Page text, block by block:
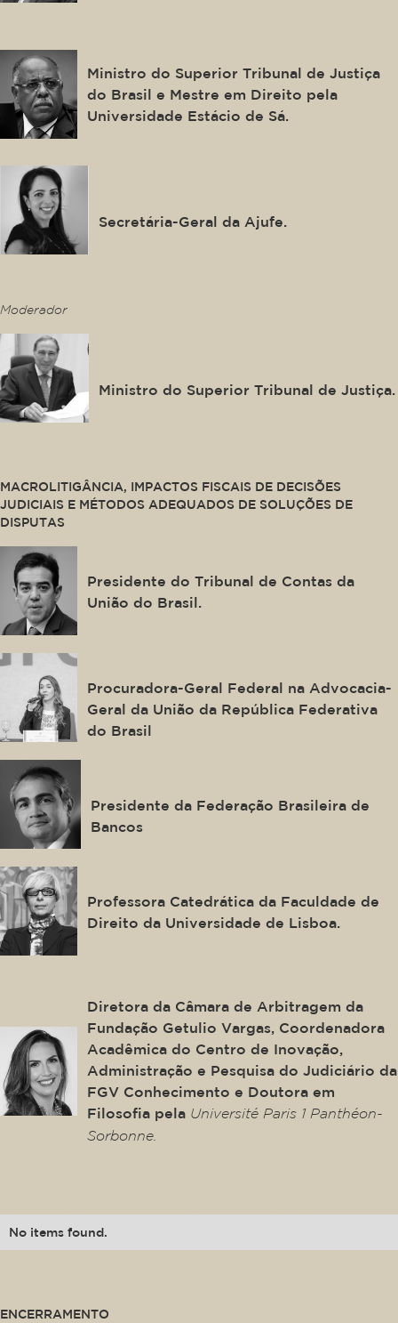
Ministro do Superior Tribunal de Justiça
do Brasil e Mestre em Direito pela
Universidade Estácio de Sá.
Secretária-Geral da Ajufe.
Moderador
Ministro do Superior Tribunal de Justiça.
MACROLITIGÂNCIA, IMPACTOS FISCAIS DE DECISÕES
JUDICIAIS E MÉTODOS ADEQUADOS DE SOLUÇÕES DE
DISPUTAS
Presidente do Tribunal de Contas da
União do Brasil.
Procuradora-Geral Federal na Advocacia-
Geral da União da República Federativa
do Brasil
Presidente da Federação Brasileira de
Bancos
Professora Catedrática da Faculdade de
Direito da Universidade de Lisboa.
Diretora da Câmara de Arbitragem da
Fundação Getulio Vargas, Coordenadora
Acadêmica do Centro de Inovação,
Administração e Pesquisa do Judiciário da
FGV Conhecimento e Doutora em
Filosofia pela Université Paris 1 Panthéon-
Sorbonne.
No items found.
ENCERRAMENTO